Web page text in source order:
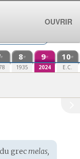
e 8e
1935
9e
2024
10e
E.C.
grecmelas,
OUVRIR